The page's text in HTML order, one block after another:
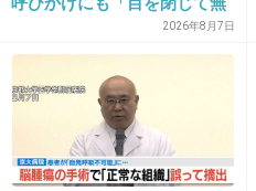
せいだと思って潔く身
めんねって。それから3
て連絡が来ました。ず
た傷つけたいんでしょ
視」して居座られました。無
理やり奪われた席は、結
局“やったもん勝ち”になって
しまうのでしょうか？
2026年8月7日